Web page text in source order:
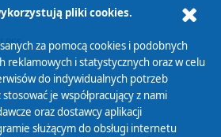
RSS
pliki cookies.
za pomocą cookies i podobnych
reklamowych i statystycznych oraz w celu
do indywidualnych potrzeb
je współpracujący z nami
oraz dostawcy aplikacji
służącym do obsługi internetu